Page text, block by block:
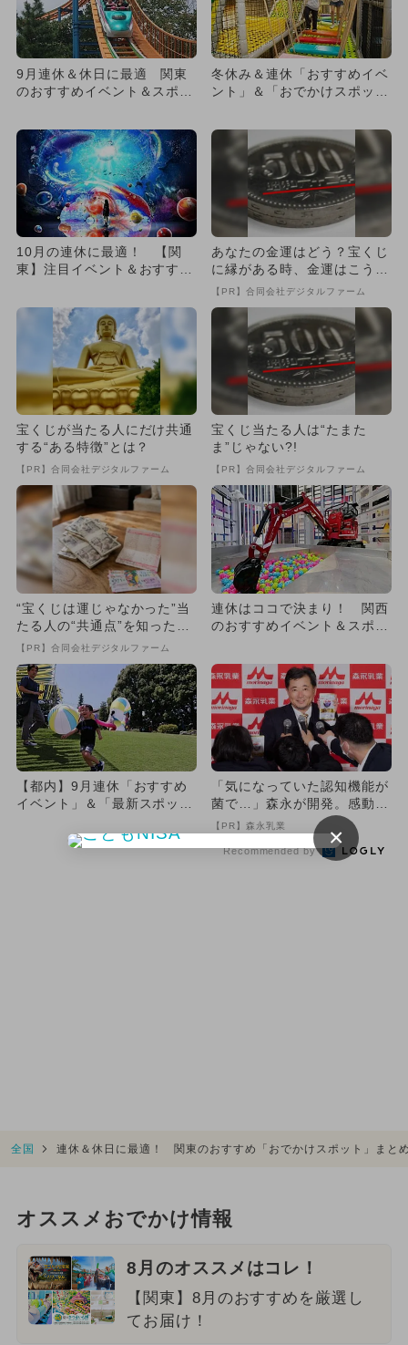
9月連休＆休日に最適 関東
のおすすめイベント＆スポッ
冬休み＆連休「おすすめイベ
ント」＆「おでかけスポッ
10月の連休に最適！ 【関
東】注目イベント＆おすすめ
あなたの金運はどう？宝くじ
に縁がある時、金運はこう変
わる
【PR】合同会社デジタルファーム
宝くじが当たる人にだけ共通
する“ある特徴”とは？
【PR】合同会社デジタルファーム
宝くじ当たる人は“たまた
ま”じゃない?!
【PR】合同会社デジタルファーム
“宝くじは運じゃなかった”当
たる人の“共通点”を知っただ
け
【PR】合同会社デジタルファーム
連休はココで決まり！ 関西
のおすすめイベント＆スポッ
【都内】9月連休「おすすめ
イベント」＆「最新スポッ
「気になっていた認知機能が
菌で…」森永が開発。感動の
70代続出
【PR】森永乳業
Recommended by
全国 連休＆休日に最適！ 関東のおすすめ「おでかけスポット」まと
オススメおでかけ情報
8月のオススメはコレ！
【関東】8月のおすすめを厳選し
てお届け！
×